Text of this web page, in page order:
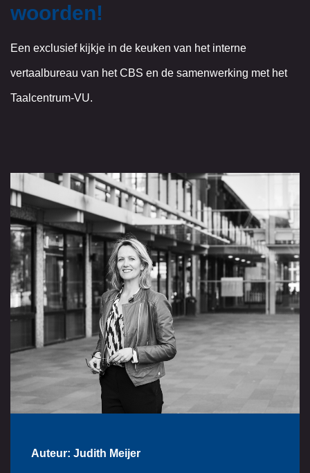
woorden!
Een exclusief kijkje in de keuken van het interne
vertaalbureau van het CBS en de samenwerking met het
Taalcentrum-VU.
Auteur: Judith Meijer